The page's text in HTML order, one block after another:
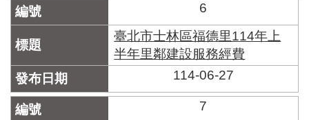
6
臺北市士林區福德里114年上
半年里鄰建設服務經費
114-06-27
7